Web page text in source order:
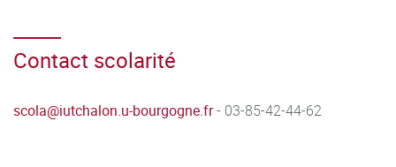
Contact scolarité
scola@iutchalon.u-bourgogne.fr- 03-85-42-44-62